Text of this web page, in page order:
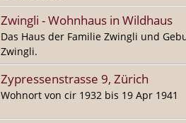
Zwingli - Wohnhaus in Wildhaus
Das Haus der Familie Zwingli und
Zwingli.
Zypressenstrasse 9, Zürich
Wohnort von cir 1932 bis 19 Apr 1941